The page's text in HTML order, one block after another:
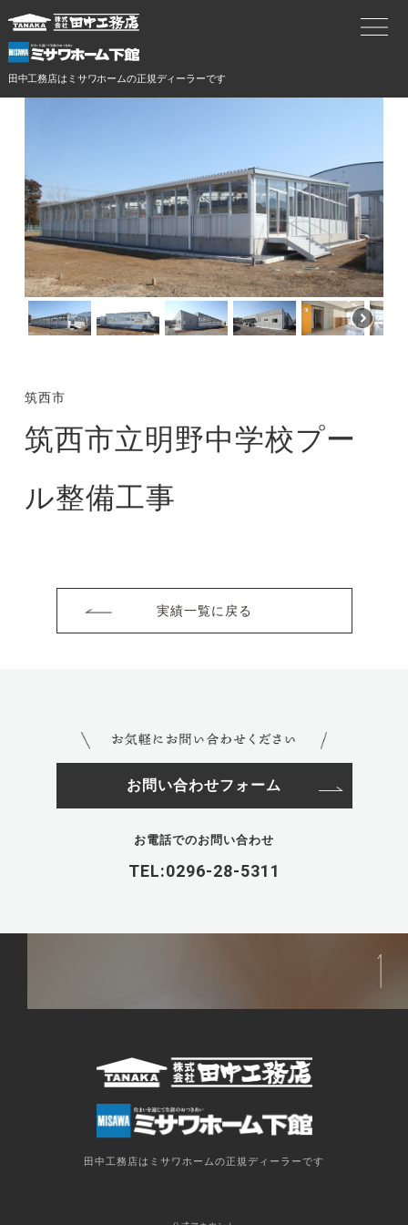
田中工務店はミサワホームの正規ディーラーです
筑西市
筑西市立明野中学校プー
ル整備工事
実績一覧に戻る
お問い合わせフォーム
お電話でのお問い合わせ
TEL:0296-28-5311
田中工務店はミサワホームの正規ディーラーです